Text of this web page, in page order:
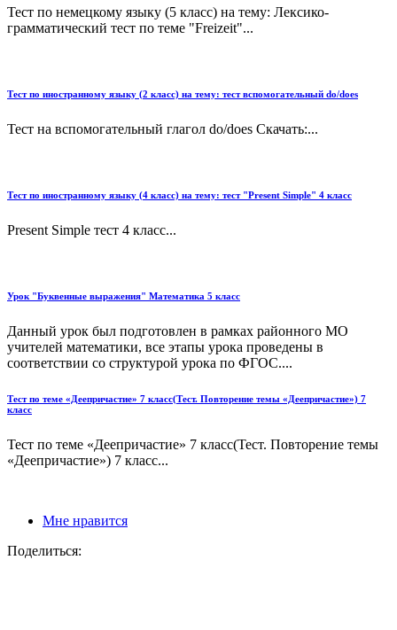
Тест по немецкому языку (5 класс) на тему: Лексико-
грамматический тест по теме "Freizeit"...
Тест по иностранному языку (2 класс) на тему: тест вспомогательный do/does
Тест на вспомогательный глагол do/does Скачать:...
Тест по иностранному языку (4 класс) на тему: тест "Present Simple" 4 класс
Present Simple тест 4 класс...
Урок "Буквенные выражения" Математика 5 класс
Данный урок был подготовлен в рамках районного МО
учителей математики, все этапы урока проведены в
соответствии со структурой урока по ФГОС....
Тест по теме «Деепричастие» 7 класс(Тест. Повторение темы «Деепричастие») 7
класс
Тест по теме «Деепричастие» 7 класс(Тест. Повторение темы
«Деепричастие») 7 класс...
Мне нравится
Поделиться: